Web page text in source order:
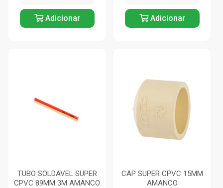
Adicionar Adicionar
TUBO SOLDAVEL SUPER
CPVC 89MM 3M AMANCO
CAP SUPER CPVC 15MM
AMANCO